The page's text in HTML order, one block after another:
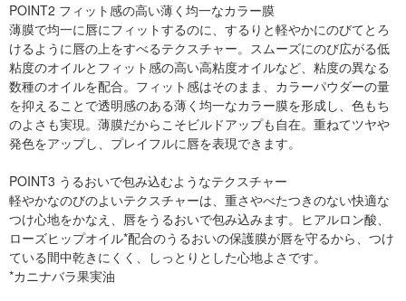
POINT2 フィット感の高い薄く均一なカラー膜
薄膜で均一に唇にフィットするのに、するりと軽やかにのびてとろ
けるように唇の上をすべるテクスチャー。スムーズにのび広がる低
粘度のオイルとフィット感の高い高粘度オイルなど、粘度の異なる
数種のオイルを配合。フィット感はそのまま、カラーパウダーの量
を抑えることで透明感のある薄く均一なカラー膜を形成し、色もち
のよさも実現。薄膜だからこそビルドアップも自在。重ねてツヤや
発色をアップし、プレイフルに唇を表現できます。
POINT3 うるおいで包み込むようなテクスチャー
軽やかなのびのよいテクスチャーは、重さやべたつきのない快適な
つけ心地をかなえ、唇をうるおいで包み込みます。ヒアルロン酸、
ローズヒップオイル*配合のうるおいの保護膜が唇を守るから、つけ
ている間中乾きにくく、しっとりとした心地よさです。
*カニナバラ果実油